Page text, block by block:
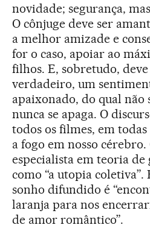
novidade; segurança,
O cônjuge deve ser
a melhor amizade e
for o caso, apoiar ao
filhos. E, sobretudo,
verdadeiro, um
apaixonado, do qual não
nunca se apaga. O
todos os filmes, em todas
a fogo em nosso
especialista em teoria de
como “a utopia coletiva”.
sonho difundido é
laranja para nos
de amor romântico”.